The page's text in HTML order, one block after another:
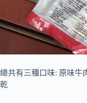
總共有三種口味: 原味牛
乾